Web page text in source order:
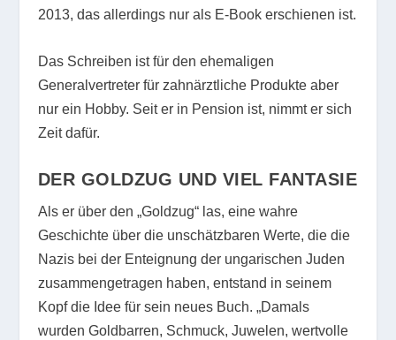
2013, das allerdings nur als E-Book erschienen ist.
Das Schreiben ist für den ehemaligen
Generalvertreter für zahnärztliche Produkte aber
nur ein Hobby. Seit er in Pension ist, nimmt er sich
Zeit dafür.
DER GOLDZUG UND VIEL FANTASIE
Als er über den „Goldzug“ las, eine wahre
Geschichte über die unschätzbaren Werte, die die
Nazis bei der Enteignung der ungarischen Juden
zusammengetragen haben, entstand in seinem
Kopf die Idee für sein neues Buch. „Damals
wurden Goldbarren, Schmuck, Juwelen, wertvolle